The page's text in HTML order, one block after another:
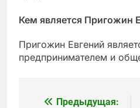
Кем является Пригожин
Пригожин Евгений
предпринимателем и
Предыдущая: